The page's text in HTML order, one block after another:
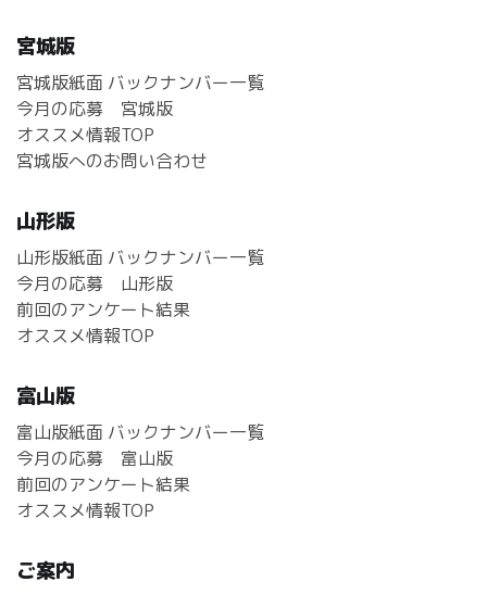
宮城版
宮城版紙面 バックナンバー一覧
今月の応募 宮城版
オススメ情報TOP
宮城版へのお問い合わせ
山形版
山形版紙面 バックナンバー一覧
今月の応募 山形版
前回のアンケート結果
オススメ情報TOP
富山版
富山版紙面 バックナンバー一覧
今月の応募 富山版
前回のアンケート結果
オススメ情報TOP
ご案内